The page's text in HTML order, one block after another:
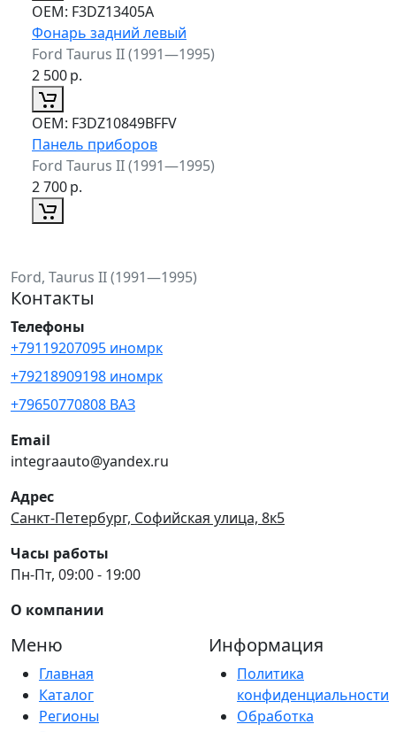
ОЕМ: F3DZ13405A
Фонарь задний левый
Ford Taurus II (1991—1995)
2 500р.
ОЕМ: F3DZ10849BFFV
Панель приборов
Ford Taurus II (1991—1995)
2 700р.
Ford, Taurus II (1991—1995)
Контакты
Телефоны
+79119207095 иномрк
+79218909198 иномрк
+79650770808 ВАЗ
Email
integraauto@yandex.ru
Адрес
Санкт-Петербург, Софийская улица, 8к5
Часы работы
Пн-Пт, 09:00 - 19:00
О компании
Меню
Главная
Каталог
Регионы
Информация
Политика
конфиденциальности
Обработка